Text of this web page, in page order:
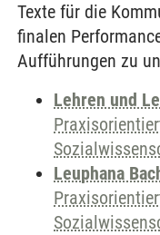
Texte für die
finalen
Aufführungen zu
Lehren und
Leuphana